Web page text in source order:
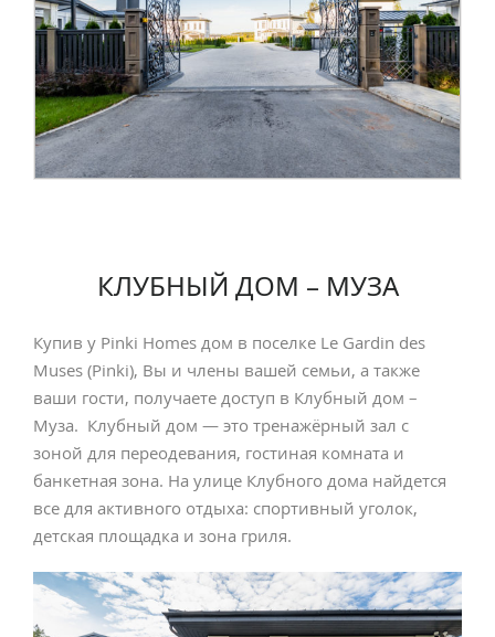
КЛУБНЫЙ ДОМ – МУЗА
Купив у Pinki Homes дом в поселке Le Gardin des
Muses (Pinki), Вы и члены вашей семьи, а также
ваши гости, получаете доступ в Клубный дом –
Муза. Клубный дом — это тренажёрный зал с
зоной для переодевания, гостиная комната и
банкетная зона. На улице Клубного дома найдется
все для активного отдыха: спортивный уголок,
детская площадка и зона гриля.